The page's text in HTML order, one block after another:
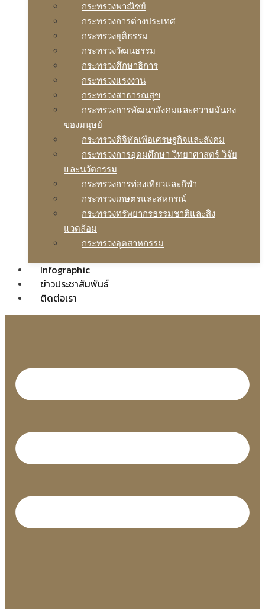
กระทรวงพาณิชย์
กระทรวงการต่างประเทศ
กระทรวงยุติธรรม
กระทรวงวัฒนธรรม
กระทรวงศึกษาธิการ
กระทรวงแรงงาน
กระทรวงสาธารณสุข
กระทรวงการพัฒนาสังคมและความมันคง
ของมนุษย์
กระทรวงดิจิทัลเพือเศรษฐกิจและสังคม
กระทรวงการอุดมศึกษา วิทยาศาสตร์ วิจัย
และนวัตกรรม
กระทรวงการท่องเทียวและกีฬา
กระทรวงเกษตรและสหกรณ์
กระทรวงทรัพยากรธรรมชาติและสิง
แวดล้อม
กระทรวงอุตสาหกรรม
Infographic
ข่าวประชาสัมพันธ์
ติดต่อเรา